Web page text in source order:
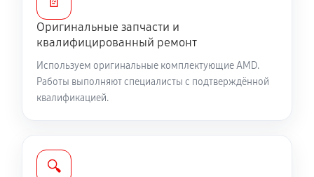
Оригинальные запчасти и
квалифицированный ремонт
Используем оригинальные комплектующие AMD.
Работы выполняют специалисты с подтверждённой
квалификацией.
🔍